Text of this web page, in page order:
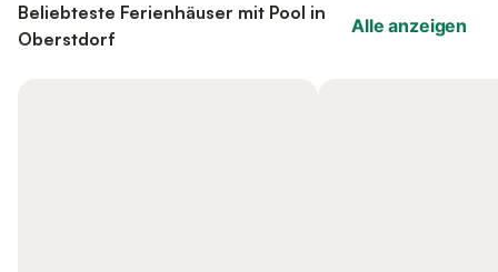
Beliebteste Ferienhäuser mit Pool in
Oberstdorf
Alle anzeigen